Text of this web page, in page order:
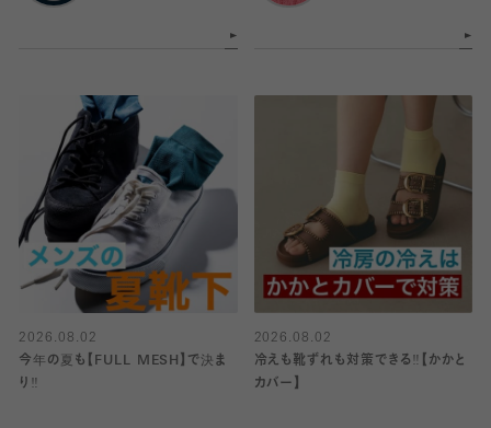
2026.08.02
今年の夏も【FULL MESH】で決ま
り️‼️
2026.08.02
冷えも靴ずれも対策できる‼️【かかと
カバー】